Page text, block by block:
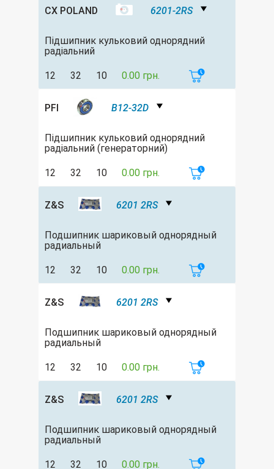
CX POLAND 6201-2RS
Підшипник кульковий однорядний
радіальний
12 32 10 0.00 грн.
PFI B12-32D
Підшипник кульковий однорядний
радіальний (генераторний)
12 32 10 0.00 грн.
Z&S 6201 2RS
Подшипник шариковый однорядный
радиальный
12 32 10 0.00 грн.
Z&S 6201 2RS
Подшипник шариковый однорядный
радиальный
12 32 10 0.00 грн.
Z&S 6201 2RS
Подшипник шариковый однорядный
радиальный
12 32 10 0.00 грн.